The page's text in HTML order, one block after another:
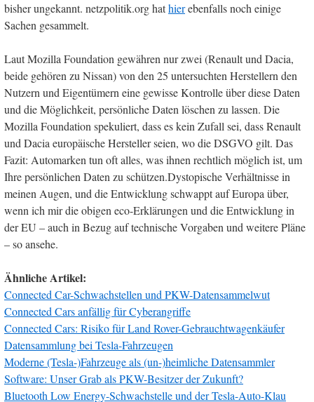
bisher ungekannt. netzpolitik.org hathierebenfalls noch einige
Sachen gesammelt.
Laut Mozilla Foundation gewähren nur zwei (Renault und Dacia,
beide gehören zu Nissan) von den 25 untersuchten Herstellern den
Nutzern und Eigentümern eine gewisse Kontrolle über diese Daten
und die Möglichkeit, persönliche Daten löschen zu lassen. Die
Mozilla Foundation spekuliert, dass es kein Zufall sei, dass Renault
und Dacia europäische Hersteller seien, wo die DSGVO gilt. Das
Fazit: Automarken tun oft alles, was ihnen rechtlich möglich ist, um
Ihre persönlichen Daten zu schützen.Dystopische Verhältnisse in
meinen Augen, und die Entwicklung schwappt auf Europa über,
wenn ich mir die obigen eco-Erklärungen und die Entwicklung in
der EU – auch in Bezug auf technische Vorgaben und weitere Pläne
– so ansehe.
Ähnliche Artikel:
Connected Car-Schwachstellen und PKW-Datensammelwut
Connected Cars anfällig für Cyberangriffe
Connected Cars: Risiko für Land Rover-Gebrauchtwagenkäufer
Datensammlung bei Tesla-Fahrzeugen
Moderne (Tesla-)Fahrzeuge als (un-)heimliche Datensammler
Software: Unser Grab als PKW-Besitzer der Zukunft?
Bluetooth Low Energy-Schwachstelle und der Tesla-Auto-Klau